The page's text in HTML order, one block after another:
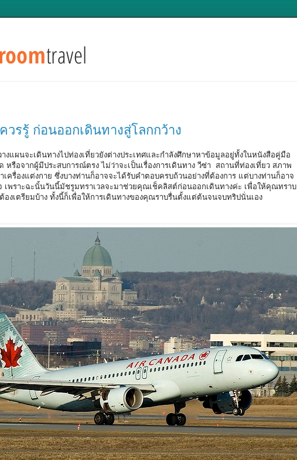
วรรู้ ก่อนออกเดินทางสู่โลกกว้าง
งแผนจะเดินทางไปท่องเที่ยวยังต่างประเทศและกำลังศึกษาหาข้อมูลอยู่ทั้งในหนังสือคู่มือ
หรือจากผู้มีประสบการณ์ตรง ไม่ว่าจะเป็นเรื่องการเดินทาง วีซ่า สถานที่ท่องเที่ยว สภาพ
เครื่องแต่งกาย ซึ่งบางท่านก็อาจจะได้รับคำตอบครบถ้วนอย่างที่ต้องการ แต่บางท่านก็อาจ
เพราะฉะนั้นวันนี้มัชรูมทราเวลจะมาช่วยคุณเช็คลิสต์ก่อนออกเดินทางค่ะ เพื่อให้คุณทราบ
ต้องเตรียมบ้าง ทั้งนี้ก็เพื่อให้การเดินทางของคุณราบรื่นตั้งแต่ต้นจนจบทริปนั่นเอง